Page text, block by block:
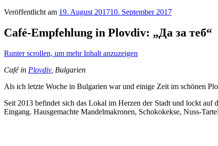
Veröffentlicht am 19. August 201710. September 2017
Café-Empfehlung in Plovdiv: „Да за теб“
Runter scrollen, um mehr Inhalt anzuzeigen
Café in Plovdiv, Bulgarien
Als ich letzte Woche in Bulgarien war und einige Zeit im schönen
Seit 2013 befindet sich das Lokal im Herzen der Stadt und lockt
Eingang. Hausgemachte Mandelmakronen, Schokokekse, Nuss-